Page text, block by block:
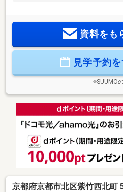
計■【太陽光設備】関電の安心パ
す■【17帖LDK】家族を見渡せる
ン■【充実の収納】2LDK＋6帖と5
バス■【子育て環境】待鳳小学校
徒歩6分■【買い物便利】グルメシ
資料をも
見学予約
※SUUMO
京都府京都市北区紫竹西北町